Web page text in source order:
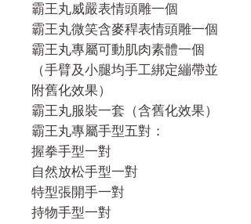
霸王丸威嚴表情頭雕一個
霸王丸微笑含麥稈表情頭雕一個
霸王丸專屬可動肌肉素體一個
（手臂及小腿均手工綁定繃帶並
附舊化效果）
霸王丸服裝一套（含舊化效果）
霸王丸專屬手型五對：
握拳手型一對
自然放松手型一對
特型張開手一對
持物手型一對